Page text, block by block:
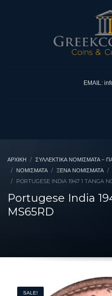
EMAIL:
ΑΡΧΙΚΉ
ΣΥΛΛΕΚΤΙΚΆ ΝΟΜΊΣΜΑΤΑ –
ΝΟΜΙΣΜΑΤΑ
ΞΈΝΑ ΝΟΜΊΣΜΑΤΑ
PORTUGESE INDIA 1947 1 TANGA
Portugese India
MS65RD
SALE!